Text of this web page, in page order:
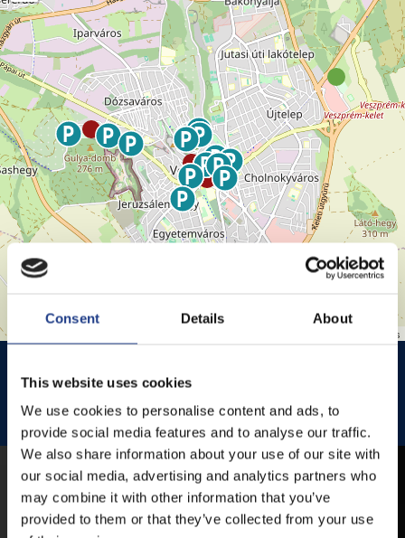
Consent Details About
This website uses cookies
We use cookies to personalise content and ads, to
provide social media features and to analyse our traffic.
We also share information about your use of our site with
our social media, advertising and analytics partners who
may combine it with other information that you’ve
provided to them or that they’ve collected from your use
contributors
ROZÉ, RIZLING, JAZZ FESZTIVÁL
MOBIL APP